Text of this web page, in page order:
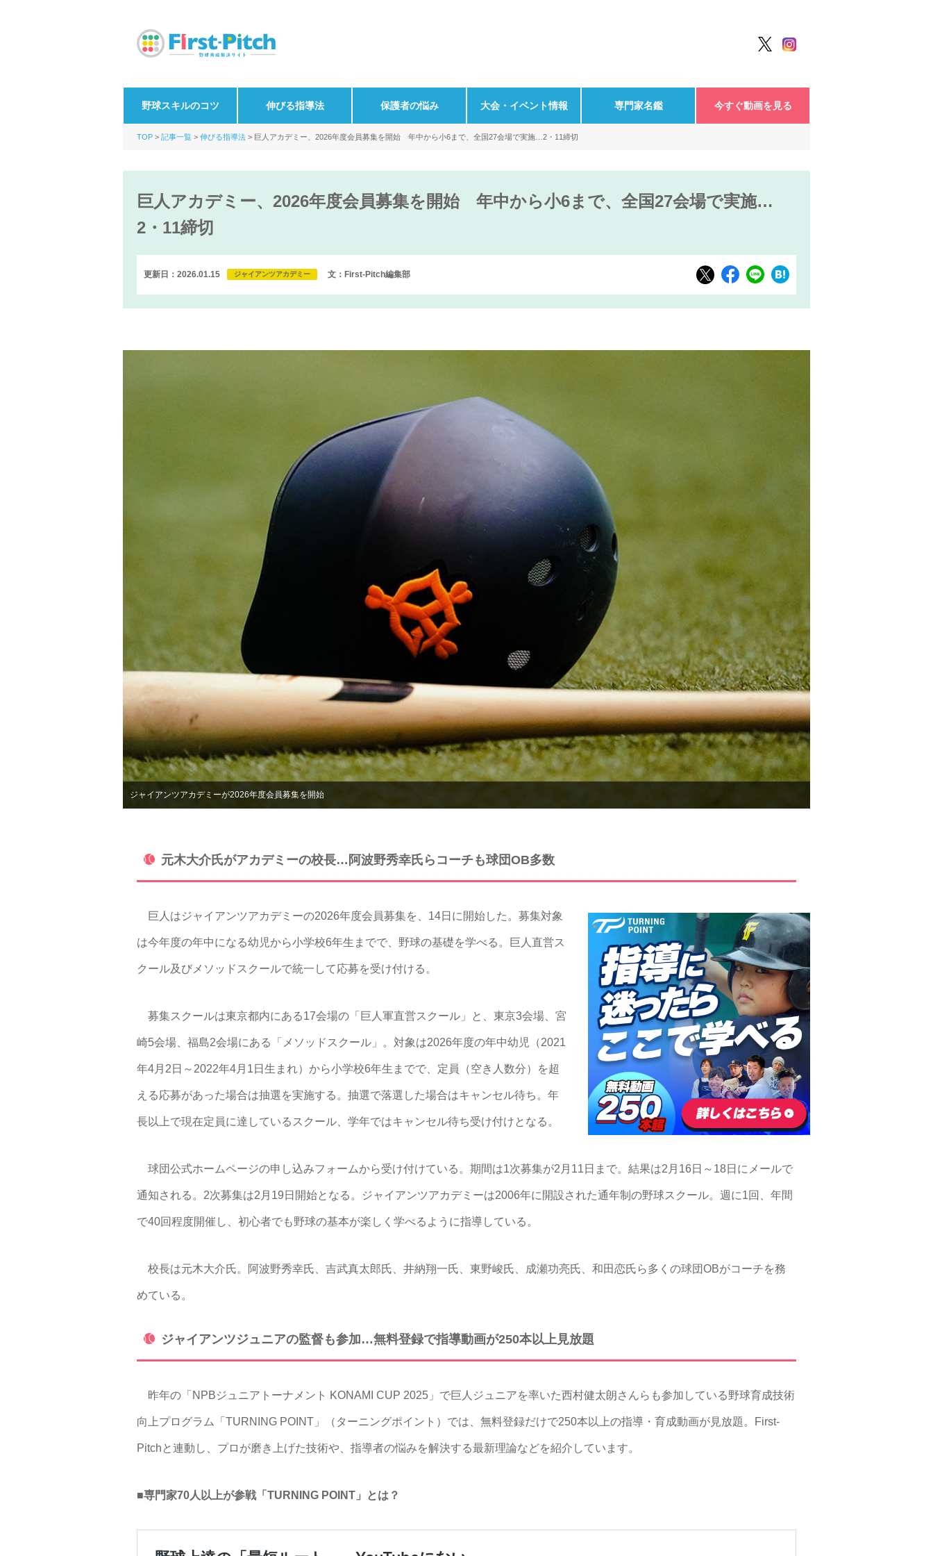
野球スキルのコツ 伸びる指導法 保護者の悩み 大会・イベント情報 専門家名鑑 今すぐ動画を見る
TOP 記事一覧 伸びる指導法 巨人アカデミー、2026年度会員募集を開始 年中から小6まで、全国27会場で実施…2・11締切
巨人アカデミー、2026年度会員募集を開始 年中から小6まで、全国27会場で実施…
2・11締切
更新日：2026.01.15 ジャイアンツアカデミー 文：First-Pitch編集部
ジャイアンツアカデミーが2026年度会員募集を開始
元木大介氏がアカデミーの校長…阿波野秀幸氏らコーチも球団OB多数
巨人はジャイアンツアカデミーの2026年度会員募集を、14日に開始した。募集対象
は今年度の年中になる幼児から小学校6年生までで、野球の基礎を学べる。巨人直営ス
クール及びメソッドスクールで統一して応募を受け付ける。
募集スクールは東京都内にある17会場の「巨人軍直営スクール」と、東京3会場、宮
崎5会場、福島2会場にある「メソッドスクール」。対象は2026年度の年中幼児（2021
年4月2日～2022年4月1日生まれ）から小学校6年生までで、定員（空き人数分）を超
える応募があった場合は抽選を実施する。抽選で落選した場合はキャンセル待ち。年
長以上で現在定員に達しているスクール、学年ではキャンセル待ち受け付けとなる。
球団公式ホームページの申し込みフォームから受け付けている。期間は1次募集が2月11日まで。結果は2月16日～18日にメールで
通知される。2次募集は2月19日開始となる。ジャイアンツアカデミーは2006年に開設された通年制の野球スクール。週に1回、年間
で40回程度開催し、初心者でも野球の基本が楽しく学べるように指導している。
校長は元木大介氏。阿波野秀幸氏、吉武真太郎氏、井納翔一氏、東野峻氏、成瀬功亮氏、和田恋氏ら多くの球団OBがコーチを務
めている。
ジャイアンツジュニアの監督も参加…無料登録で指導動画が250本以上見放題
昨年の「NPBジュニアトーナメント KONAMI CUP 2025」で巨人ジュニアを率いた西村健太朗さんらも参加している野球育成技術
向上プログラム「TURNING POINT」（ターニングポイント）では、無料登録だけで250本以上の指導・育成動画が見放題。First-
Pitchと連動し、プロが磨き上げた技術や、指導者の悩みを解決する最新理論などを紹介しています。
■専門家70人以上が参戦「TURNING POINT」とは？